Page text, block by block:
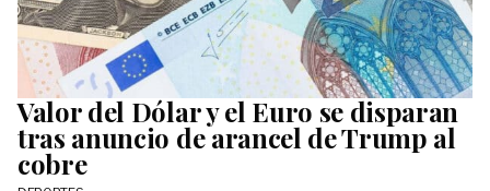
Valor del Dólar y el Euro se disparan
tras anuncio de arancel de Trump al
cobre